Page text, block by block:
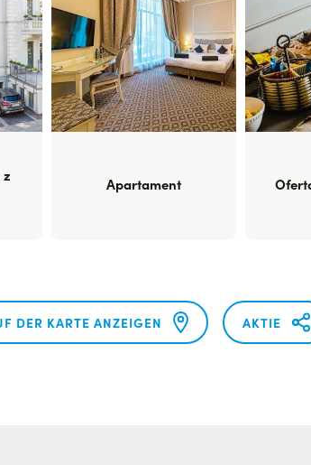
Apartament
DER KARTE ANZEIGEN AKTIE